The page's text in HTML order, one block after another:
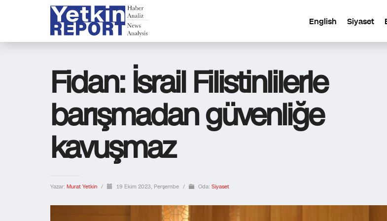
English Siyaset
Fidan: İsrail Filistinlilerle
barışmadan güvenliğe
kavuşmaz
Yazar: Murat Yetkin / 19 Ekim 2023, Perşembe / Oda: Siyaset